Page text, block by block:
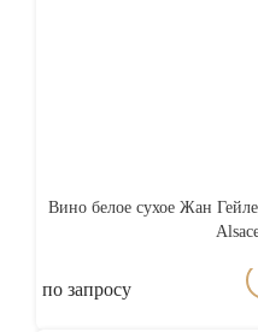
Вино белое сухое Жан
по запросу